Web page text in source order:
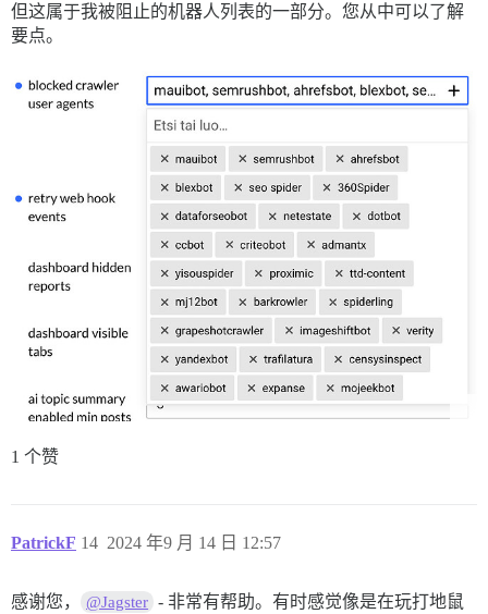
但这属于我被阻止的机器人列表的一部分。您从中可以了解
要点。
1 个赞
PatrickF 2024 年9 月 14 日 12:57
14
感谢您， @Jagster - 非常有帮助。有时感觉像是在玩打地鼠